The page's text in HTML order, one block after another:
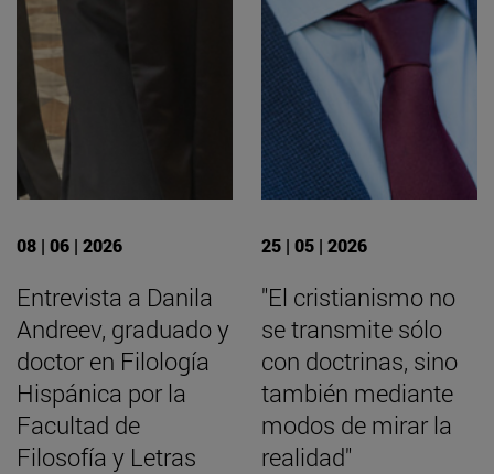
08 | 06 | 2026
Entrevista a Danila
Andreev, graduado y
doctor en Filología
Hispánica por la
Facultad de
Filosofía y Letras
25 | 05 | 2026
"El cristianismo no
se transmite sólo
con doctrinas, sino
también mediante
modos de mirar la
realidad"